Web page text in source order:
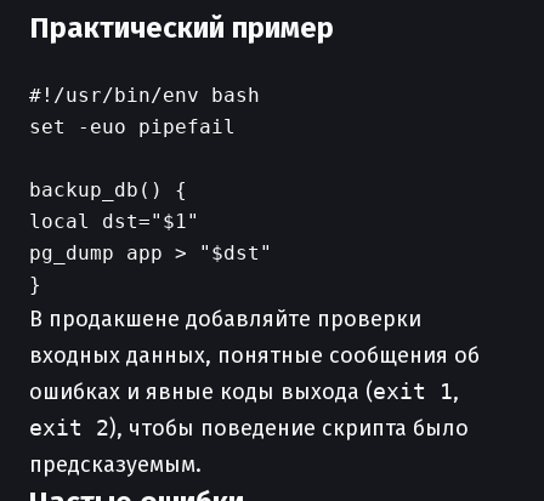
Практический пример
#!/usr/bin/env bash
set -euo pipefail
backup_db() {
local dst="$1"
pg_dump app > "$dst"
В продакшене добавляйте проверки
входных данных, понятные сообщения об
ошибках и явные коды выхода (exit 1,
exit 2), чтобы поведение скрипта было
предсказуемым.